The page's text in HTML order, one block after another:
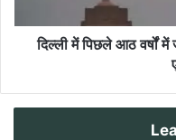
दिल्ली में पिछले आठ